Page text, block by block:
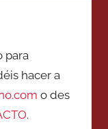
para
hacer a
o des
.